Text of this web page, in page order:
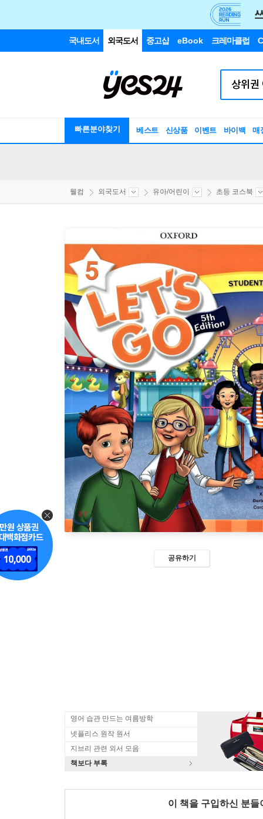
국내도서 외국도서 중고샵 eBook 크레마클럽
빠른분야찾기 베스트 신상품 이벤트 바이백 매
웰컴 외국도서 유아/어린이 초등 코스북
공유하기
영어 습관 만드는 여름방학
넷플리스 원작 원서
지브리 관련 외서 모음
책보다 부록
이 책을 구입하신 분